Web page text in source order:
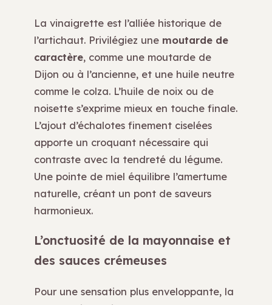
La vinaigrette est l’alliée historique de
l’artichaut. Privilégiez une moutarde de
caractère, comme une moutarde de
Dijon ou à l’ancienne, et une huile neutre
comme le colza. L’huile de noix ou de
noisette s’exprime mieux en touche finale.
L’ajout d’échalotes finement ciselées
apporte un croquant nécessaire qui
contraste avec la tendreté du légume.
Une pointe de miel équilibre l’amertume
naturelle, créant un pont de saveurs
harmonieux.
L’onctuosité de la mayonnaise et
des sauces crémeuses
Pour une sensation plus enveloppante, la